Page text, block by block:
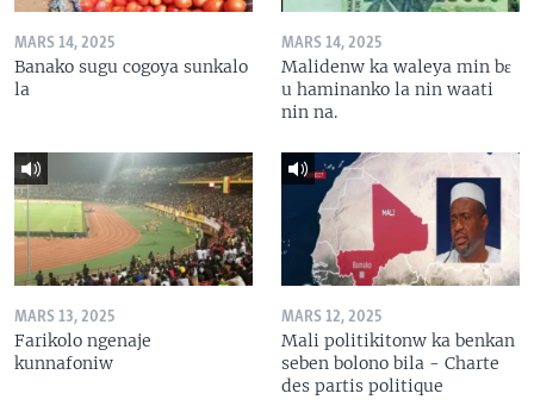
MARS 14, 2025
Banako sugu cogoya sunkalo
la
MARS 14, 2025
Malidenw ka waleya min bɛ
u haminanko la nin waati
nin na.
MARS 13, 2025
Farikolo ngenaje
kunnafoniw
MARS 12, 2025
Mali politikitonw ka benkan
seben bolono bila - Charte
des partis politique